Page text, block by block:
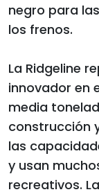
negro para
los frenos.
La Ridgeline
innovador en
media
construcción
las
y usan
recreativos.